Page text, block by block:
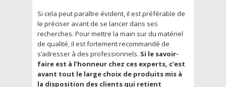
Si cela peut paraître évident, il est préférable de
le préciser avant de se lancer dans ses
recherches. Pour mettre la main sur du matériel
de qualité, il est fortement recommandé de
s’adresser à des professionnels. Si le savoir-
faire est à l’honneur chez ces experts, c’est
avant tout le large choix de produits mis à
la disposition des clients qui retient